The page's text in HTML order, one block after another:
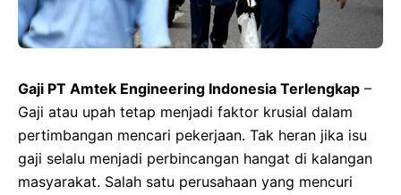
Gaji PT Amtek Engineering Indonesia Terlengkap –
Gaji atau upah tetap menjadi faktor krusial dalam
pertimbangan mencari pekerjaan. Tak heran jika isu
gaji selalu menjadi perbincangan hangat di kalangan
masyarakat. Salah satu perusahaan yang mencuri